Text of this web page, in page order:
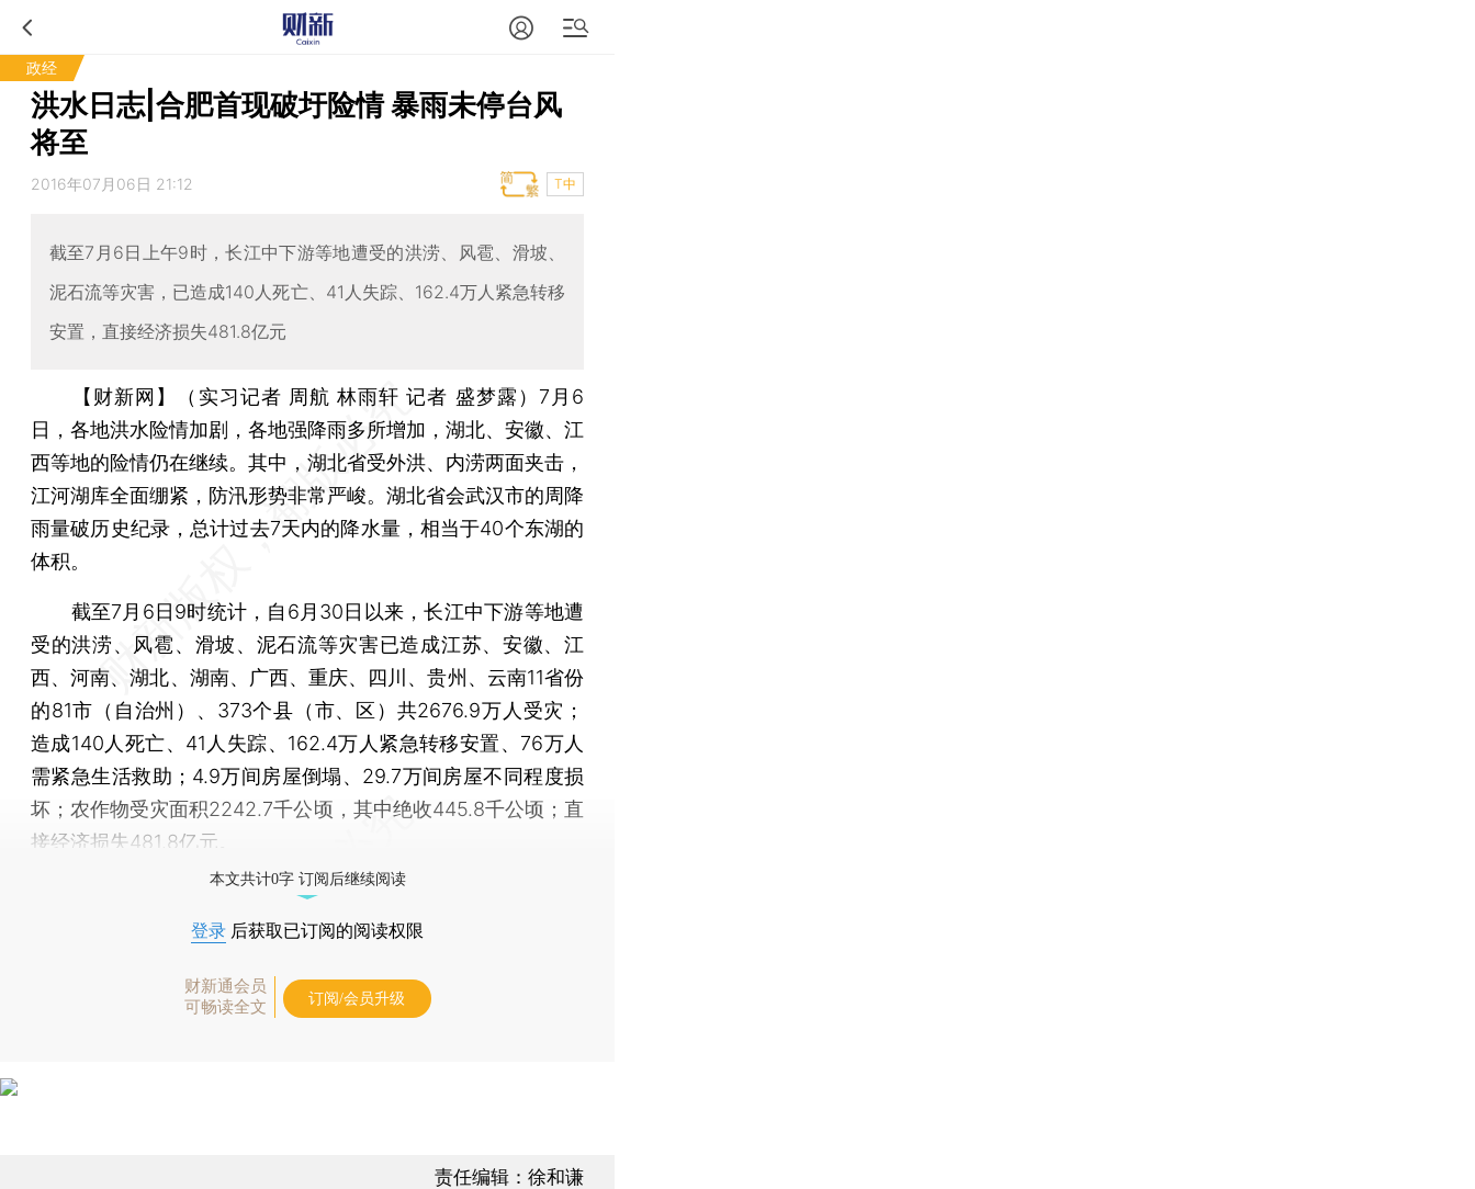
政经
洪水日志|合肥首现破圩险情 暴雨未停台风
将至
2016年07月06日 21:12 T中
截至7月6日上午9时，长江中下游等地遭受的洪涝、风雹、滑坡、
泥石流等灾害，已造成140人死亡、41人失踪、162.4万人紧急转移
安置，直接经济损失481.8亿元
【财新网】（实习记者 周航 林雨轩 记者 盛梦露） 7月6
日，各地洪水险情加剧，各地强降雨多所增加，湖北、安徽、江
西等地的险情仍在继续。其中，湖北省受外洪、内涝两面夹击，
江河湖库全面绷紧，防汛形势非常严峻。湖北省会武汉市的周降
雨量破历史纪录，总计过去7天内的降水量，相当于40个东湖的
体积。
截至7月6日9时统计，自6月30日以来，长江中下游等地遭
受的洪涝、风雹、滑坡、泥石流等灾害已造成江苏、安徽、江
西、河南、湖北、湖南、广西、重庆、四川、贵州、云南11省份
的81市（自治州）、373个县（市、区）共2676.9万人受灾；
造成140人死亡、41人失踪、162.4万人紧急转移安置、76万人
需紧急生活救助；4.9万间房屋倒塌、29.7万间房屋不同程度损
坏；农作物受灾面积2242.7千公顷，其中绝收445.8千公顷；直
接经济损失481.8亿元。
本文共计0字 订阅后继续阅读
登录 后获取已订阅的阅读权限
财新通会员
可畅读全文
订阅/会员升级
责任编辑：徐和谦